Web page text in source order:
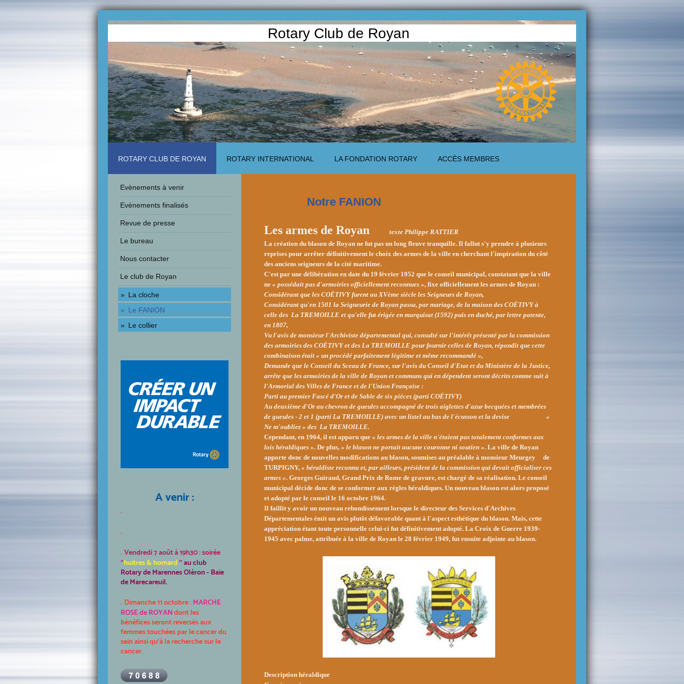
Rotary Club de Royan
ROTARY CLUB DE ROYAN ROTARY INTERNATIONAL LA FONDATION ROTARY ACCÈS MEMBRES
Notre FANION
Les armes de Royan
texte Philippe RATTIER
La création du blason de Royan ne fut pas un long fleuve tranquille. Il fallut s'y prendre à plusieurs
reprises pour arrêter définitivement le choix des armes de la ville en cherchant l'inspiration du côté
des anciens seigneurs de la cité maritime.
C'est par une délibération en date du 19 février 1952 que le conseil municipal, constatant que la ville
ne« possédait pas d'armoiries officiellement reconnues », fixe officiellement les armes de Royan :
Considérant que les COËTIVY furent au XVème siècle les Seigneurs de Royan,
Considérant qu'en 1501 la Seigneurie de Royan passa, par mariage, de la maison des COËTIVY à
celle des La TREMOILLE et qu'elle fut érigée en marquisat (1592) puis en duché, par lettre patente,
en 1807,
Vu l'avis de monsieur l'Archiviste départemental qui, consulté sur l'intérêt présenté par la commission
des armoiries des COËTIVY et des La TREMOILLE pour fournir celles de Royan, répondit que cette
combinaison était « un procédé parfaitement légitime et même recommandé »,
Demande que le Conseil du Sceau de France, sur l'avis du Conseil d'Etat et du Ministère de la Justice,
arrête que les armoiries de la ville de Royan et communs qui en dépendent seront décrits comme suit à
l'Armorial des Villes de France et de l'Union Française :
Parti au premier Fascé d'Or et de Sable de six pièces (parti COËTIVY)
Au deuxième d'Or au chevron de gueules accompagné de trois aiglettes d'azur becquées et membrées
de gueules - 2 et 1 (parti La TREMOILLE) avec un listel au bas de l'écusson et la devise «
Ne m'oubliez » des La TREMOILLE.
Cependant, en 1964, il est apparu que« les armes de la ville n'étaient pas totalement conformes aux
lois héraldiques ». De plus,« le blason ne portait aucune couronne ni soutien ».La ville de Royan
apporte donc de nouvelles modifications au blason, soumises au préalable à monsieur Meurgey de
TURPIGNY,« héraldiste reconnu et, par ailleurs, président de la commission qui devait officialiser ces
armes ».Georges Guiraud, Grand Prix de Rome de gravure, est chargé de sa réalisation. Le conseil
municipal décide donc de se conformer aux règles héraldiques. Un nouveau blason est alors proposé
et adopté par le conseil le 16 octobre 1964.
Il faillit y avoir un nouveau rebondissement lorsque le directeur des Services d'Archives
Départementales émit un avis plutôt défavorable quant à l'aspect esthétique du blason. Mais, cette
appréciation étant toute personnelle celui-ci fut définitivement adopté.La Croix de Guerre 1939-
1945 avec palme, attribuée à la ville de Royan le 28 février 1949, fut ensuite adjointe au blason.
Description héraldique
Evènements à venir
Evènements finalisés
Revue de presse
Le bureau
Nous contacter
Le club de Royan
La cloche
Le FANION
Le collier
A venir :
.
.
.Vendredi 7 août à 19h30 : soirée
"huitres & homard'' au club
Rotary de Marennes Oléron - Baie
de Marecareuil.
. Dimanche 11 octobre :MARCHE
ROSE de ROYANdont les
bénéfices seront reversés aux
femmes touchées par le cancer du
sein ainsi qu'à la recherche sur le
cancer.